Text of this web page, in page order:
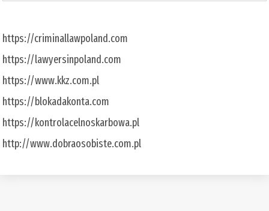
https://criminallawpoland.com
https://lawyersinpoland.com
https://www.kkz.com.pl
https://blokadakonta.com
https://kontrolacelnoskarbowa.pl
http://www.dobraosobiste.com.pl